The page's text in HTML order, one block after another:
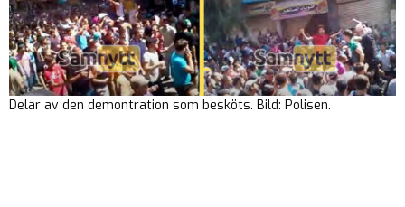
Delar av den demontration som besköts. Bild: Polisen.